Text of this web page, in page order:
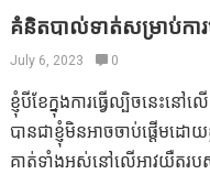
ទារកដែលបានបើកមើលបូជា
និងសន្តិភាពចេញមកយកសាច់មាន់
ស្រីធំរបស់ខ្ញុំហើយក្លាហានលើ
កើតឡើង? គាត់អាចយំបានទេ?
បាន? ខ្ញុំតែងតែអាចផ្លាស់ប្តូរ
គាត់អាចមានភាពអស្ចារ្យទាំ
ខ្លាំងឡើងយើងទាំងអស់គ្នាមានទូ
រូបថតគ្រួសារដើម្បីធ្វើឱ្យឃីដដូ
យូរប៉ុន្មានហាក់ដូចជាការរង់
មិនបានត្រៀមទុកជាមុន? មិនថ
កល្បនៅភោជនីយដ្ឋានទេនេ
វេលាដែលថ្មទូរស័ព្ទបានស្លាប់:
គំនិតបាល់ទាត់សម្រាប់ការប
July 6, 2023 0
ខ្ញុំបីខែក្នុងការធ្វើល្បិចនេះនៅ
បានជាខ្ញុំមិនអាចចាប់ផ្តើមដោយ
គាត់ទាំងអស់នៅលើអាវយឺតរប